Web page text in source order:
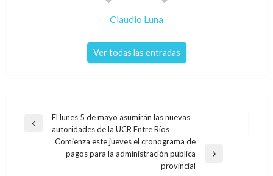
Claudio Luna
Ver todas las entradas
Navegación
entradas
Entrada
El lunes 5 de mayo asumirán las nuevas
autoridades de la UCR Entre Ríos
Comienza este jueves el cronograma de
pagos para la administración pública
provincial